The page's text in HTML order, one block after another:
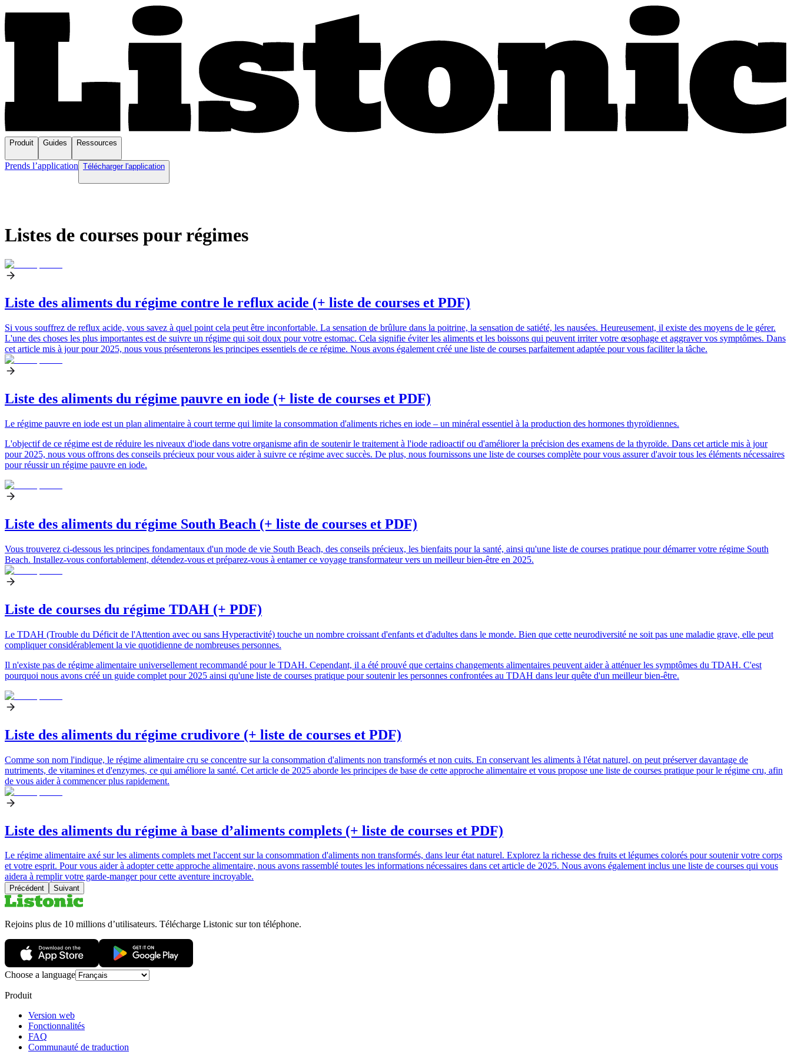
Produit Guides Ressources
Prends l’application Télécharger l'application
Listes de courses pour régimes
Liste des aliments du régime contre le reflux acide (+ liste de courses et PDF)
Si vous souffrez de reflux acide, vous savez à quel point cela peut être inconfortable. La sensation de brûlure dans la poitrine, la sensation de satiété, les nausées. Heureusement, il existe des moyens de le gérer.
L'une des choses les plus importantes est de suivre un régime qui soit doux pour votre estomac. Cela signifie éviter les aliments et les boissons qui peuvent irriter votre œsophage et aggraver vos symptômes. Dans
cet article mis à jour pour 2025, nous vous présenterons les principes essentiels de ce régime. Nous avons également créé une liste de courses parfaitement adaptée pour vous faciliter la tâche.
Liste des aliments du régime pauvre en iode (+ liste de courses et PDF)
Le régime pauvre en iode est un plan alimentaire à court terme qui limite la consommation d'aliments riches en iode – un minéral essentiel à la production des hormones thyroïdiennes.
L'objectif de ce régime est de réduire les niveaux d'iode dans votre organisme afin de soutenir le traitement à l'iode radioactif ou d'améliorer la précision des examens de la thyroïde. Dans cet article mis à jour
pour 2025, nous vous offrons des conseils précieux pour vous aider à suivre ce régime avec succès. De plus, nous fournissons une liste de courses complète pour vous assurer d'avoir tous les éléments nécessaires
pour réussir un régime pauvre en iode.
Liste des aliments du régime South Beach (+ liste de courses et PDF)
Vous trouverez ci-dessous les principes fondamentaux d'un mode de vie South Beach, des conseils précieux, les bienfaits pour la santé, ainsi qu'une liste de courses pratique pour démarrer votre régime South
Beach. Installez-vous confortablement, détendez-vous et préparez-vous à entamer ce voyage transformateur vers un meilleur bien-être en 2025.
Liste de courses du régime TDAH (+ PDF)
Le TDAH (Trouble du Déficit de l'Attention avec ou sans Hyperactivité) touche un nombre croissant d'enfants et d'adultes dans le monde. Bien que cette neurodiversité ne soit pas une maladie grave, elle peut
compliquer considérablement la vie quotidienne de nombreuses personnes.
Il n'existe pas de régime alimentaire universellement recommandé pour le TDAH. Cependant, il a été prouvé que certains changements alimentaires peuvent aider à atténuer les symptômes du TDAH. C'est
pourquoi nous avons créé un guide complet pour 2025 ainsi qu'une liste de courses pratique pour soutenir les personnes confrontées au TDAH dans leur quête d'un meilleur bien-être.
Liste des aliments du régime crudivore (+ liste de courses et PDF)
Comme son nom l'indique, le régime alimentaire cru se concentre sur la consommation d'aliments non transformés et non cuits. En conservant les aliments à l'état naturel, on peut préserver davantage de
nutriments, de vitamines et d'enzymes, ce qui améliore la santé. Cet article de 2025 aborde les principes de base de cette approche alimentaire et vous propose une liste de courses pratique pour le régime cru, afin
de vous aider à commencer plus rapidement.
Liste des aliments du régime à base d’aliments complets (+ liste de courses et PDF)
Le régime alimentaire axé sur les aliments complets met l'accent sur la consommation d'aliments non transformés, dans leur état naturel. Explorez la richesse des fruits et légumes colorés pour soutenir votre corps
et votre esprit. Pour vous aider à adopter cette approche alimentaire, nous avons rassemblé toutes les informations nécessaires dans cet article de 2025. Nous avons également inclus une liste de courses qui vous
aidera à remplir votre garde-manger pour cette aventure incroyable.
Précédent Suivant
Rejoins plus de 10 millions d’utilisateurs. Télécharge Listonic sur ton téléphone.
Choose a language
Produit
Version web
Fonctionnalités
FAQ
Communauté de traduction